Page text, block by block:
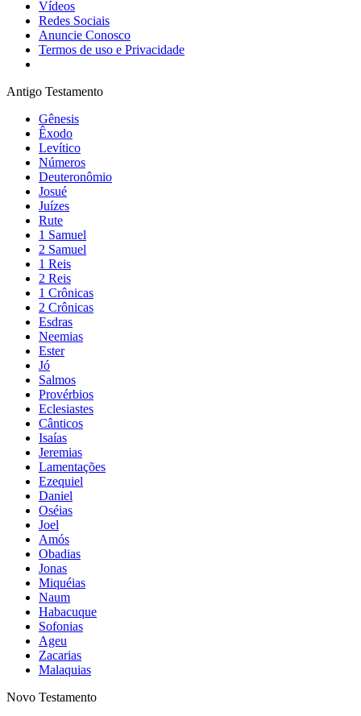
Vídeos
Redes Sociais
Anuncie Conosco
Termos de uso e Privacidade
Antigo Testamento
Gênesis
Êxodo
Levítico
Números
Deuteronômio
Josué
Juízes
Rute
1 Samuel
2 Samuel
1 Reis
2 Reis
1 Crônicas
2 Crônicas
Esdras
Neemias
Ester
Jó
Salmos
Provérbios
Eclesiastes
Cânticos
Isaías
Jeremias
Lamentações
Ezequiel
Daniel
Oséias
Joel
Amós
Obadias
Jonas
Miquéias
Naum
Habacuque
Sofonias
Ageu
Zacarias
Malaquias
Novo Testamento